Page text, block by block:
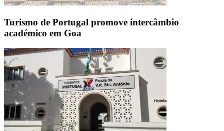
Turismo de Portugal promove intercâmbio
académico em Goa